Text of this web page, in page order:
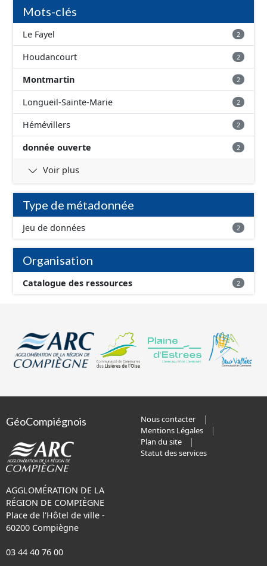
Mots-clés
Le Fayel 2
Houdancourt 2
Montmartin 2
Longueil-Sainte-Marie 2
Hémévillers 2
donnée ouverte 2
Voir plus
Type de métadonnée
Jeu de données 2
Organisation
Catalogue des ressources 2
GéoCompiégnois
AGGLOMÉRATION DE LA
RÉGION DE COMPIÈGNE
Place de l'Hôtel de ville -
60200 Compiègne
03 44 40 76 00
Nous contacter
Mentions Légales
Plan du site
Statut des services